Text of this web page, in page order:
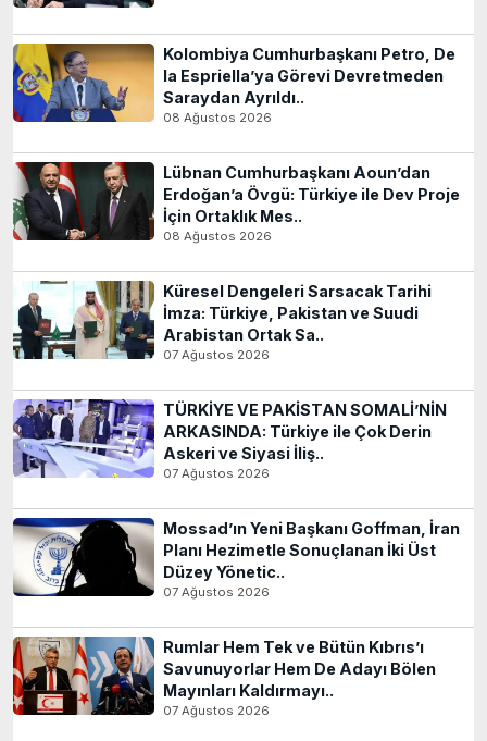
Kolombiya Cumhurbaşkanı Petro, De
la Espriella’ya Görevi Devretmeden
Saraydan Ayrıldı..
08 Ağustos 2026
Lübnan Cumhurbaşkanı Aoun’dan
Erdoğan’a Övgü: Türkiye ile Dev Proje
İçin Ortaklık Mes..
08 Ağustos 2026
Küresel Dengeleri Sarsacak Tarihi
İmza: Türkiye, Pakistan ve Suudi
Arabistan Ortak Sa..
07 Ağustos 2026
TÜRKİYE VE PAKİSTAN SOMALİ’NİN
ARKASINDA: Türkiye ile Çok Derin
Askeri ve Siyasi İliş..
07 Ağustos 2026
Mossad’ın Yeni Başkanı Goffman, İran
Planı Hezimetle Sonuçlanan İki Üst
Düzey Yönetic..
07 Ağustos 2026
Rumlar Hem Tek ve Bütün Kıbrıs’ı
Savunuyorlar Hem De Adayı Bölen
Mayınları Kaldırmayı..
07 Ağustos 2026